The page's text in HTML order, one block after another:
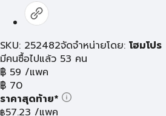
SKU: 252482จัดจำหน่ายโดย: โฮมโปร
มีคนซื้อไปแล้ว 53 คน
฿ 59 /แพค
฿ 70
ราคาสุดท้าย*
฿57.23 /แพค